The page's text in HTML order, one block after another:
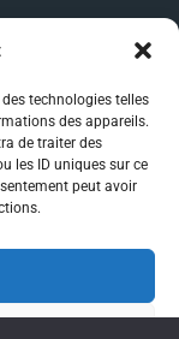
technologies telles
des appareils.
de traiter des
les ID uniques sur ce
peut avoir